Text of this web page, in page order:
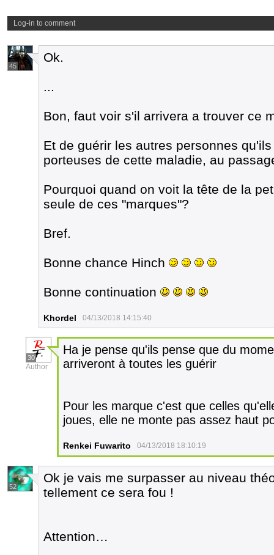
Log-in to comment
45
Ok.
...
Bon, faut voir s'il arrivera a trouver ce
Et de guérir les autres personnes
porteuses de cette maladie, au
Pourquoi quand on voit la tête de la
seule de ces "marques"?
Bref.
Bonne chance Hinch
Bonne continuation
Khordel 04/13/2018 14:15:40
30
Author
Ha je pense qu'ils pense que du
arriveront à toutes les guérir
Pour les marque c'est que celles
joues, elle ne monte pas assez haut
Renkei Fuwarito 04/13/2018 18:10:19
52
Ok je vais me surpasser au niveau
tellement ce sera fou !
Attention…